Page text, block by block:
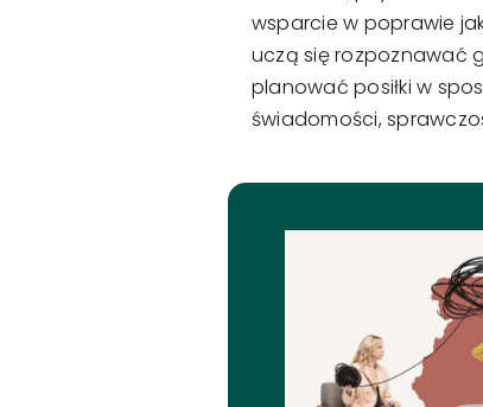
wsparcie w poprawie
uczą się rozpoznawać
planować posiłki w
świadomości,